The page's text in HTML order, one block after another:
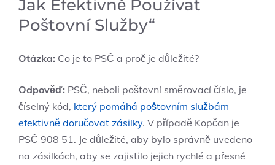
Jak Efektivně Používat
Poštovní Služby“
Otázka: Co je to PSČ a proč je důležité?
Odpověď: PSČ, neboli poštovní směrovací číslo, je
číselný kód, který pomáhá poštovním službám
efektivně doručovat zásilky. V případě Kopčan je
PSČ 908 51. Je důležité, aby bylo správně uvedeno
na zásilkách, aby se zajistilo jejich rychlé a přesné